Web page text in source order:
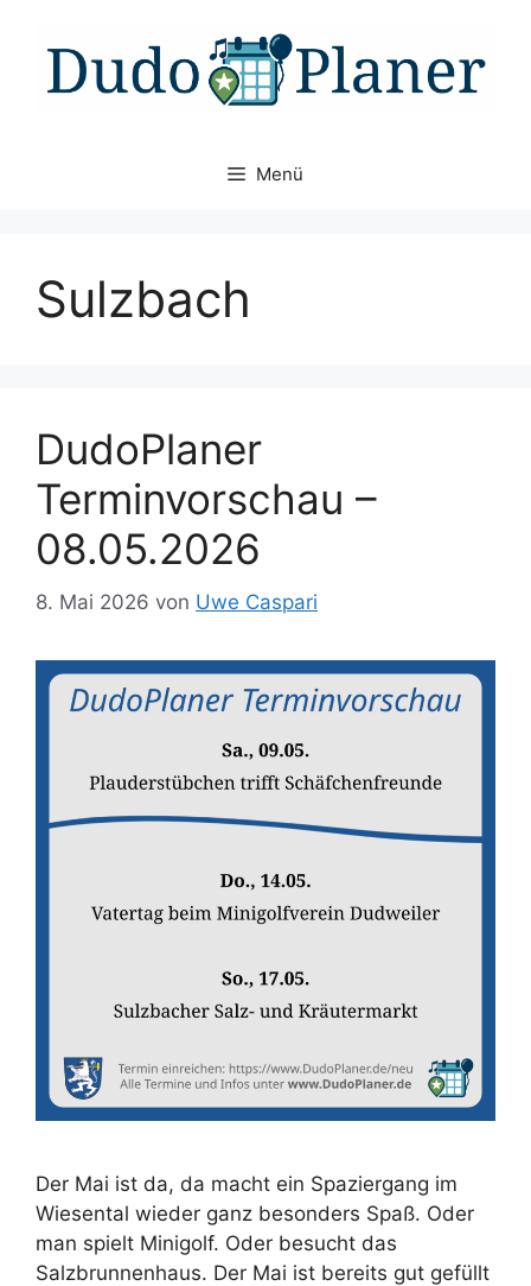
Inhalt
springen
Menü
Sulzbach
DudoPlaner
Terminvorschau –
08.05.2026
8. Mai 2026 von Uwe Caspari
Der Mai ist da, da macht ein Spaziergang im
Wiesental wieder ganz besonders Spaß. Oder
man spielt Minigolf. Oder besucht das
Salzbrunnenhaus. Der Mai ist bereits gut gefüllt